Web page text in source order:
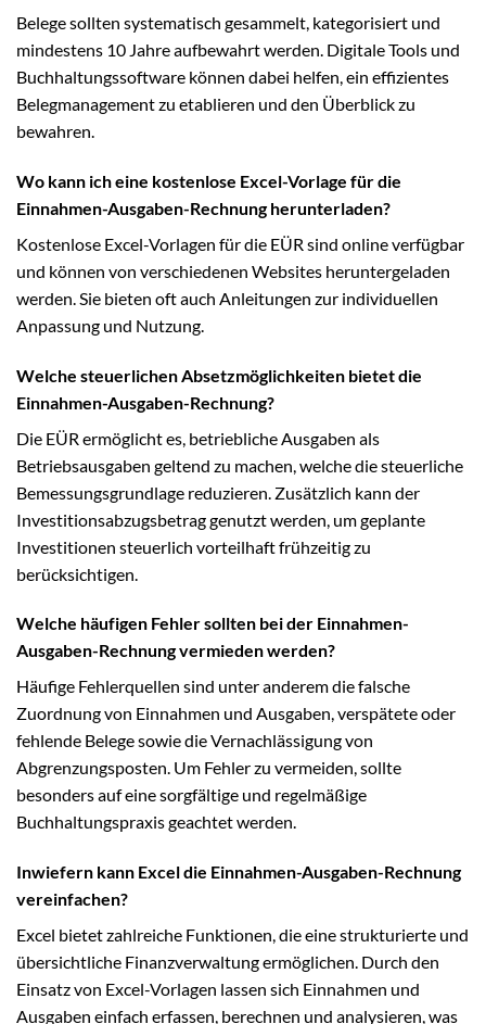
Belege sollten systematisch gesammelt, kategorisiert und
mindestens 10 Jahre aufbewahrt werden. Digitale Tools und
Buchhaltungssoftware können dabei helfen, ein effizientes
Belegmanagement zu etablieren und den Überblick zu
bewahren.
Wo kann ich eine kostenlose Excel-Vorlage für die
Einnahmen-Ausgaben-Rechnung herunterladen?
Kostenlose Excel-Vorlagen für die EÜR sind online verfügbar
und können von verschiedenen Websites heruntergeladen
werden. Sie bieten oft auch Anleitungen zur individuellen
Anpassung und Nutzung.
Welche steuerlichen Absetzmöglichkeiten bietet die
Einnahmen-Ausgaben-Rechnung?
Die EÜR ermöglicht es, betriebliche Ausgaben als
Betriebsausgaben geltend zu machen, welche die steuerliche
Bemessungsgrundlage reduzieren. Zusätzlich kann der
Investitionsabzugsbetrag genutzt werden, um geplante
Investitionen steuerlich vorteilhaft frühzeitig zu
berücksichtigen.
Welche häufigen Fehler sollten bei der Einnahmen-
Ausgaben-Rechnung vermieden werden?
Häufige Fehlerquellen sind unter anderem die falsche
Zuordnung von Einnahmen und Ausgaben, verspätete oder
fehlende Belege sowie die Vernachlässigung von
Abgrenzungsposten. Um Fehler zu vermeiden, sollte
besonders auf eine sorgfältige und regelmäßige
Buchhaltungspraxis geachtet werden.
Inwiefern kann Excel die Einnahmen-Ausgaben-Rechnung
vereinfachen?
Excel bietet zahlreiche Funktionen, die eine strukturierte und
übersichtliche Finanzverwaltung ermöglichen. Durch den
Einsatz von Excel-Vorlagen lassen sich Einnahmen und
Ausgaben einfach erfassen, berechnen und analysieren, was